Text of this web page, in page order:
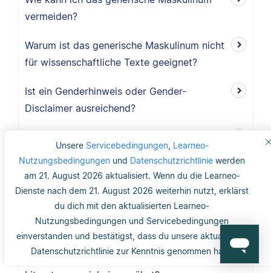
Unsere Servicebedingungen, Learneo-
Nutzungsbedingungen und Datenschutzrichtlinie werden
am 21. August 2026 aktualisiert. Wenn du die Learneo-
Dienste nach dem 21. August 2026 weiterhin nutzt, erklärst
du dich mit den aktualisierten Learneo-
Nutzungsbedingungen und Servicebedingungen
einverstanden und bestätigst, dass du unsere aktualisierte
Datenschutzrichtlinie zur Kenntnis genommen hast.
vermeiden?
Warum ist das generische Maskulinum nicht
für wissenschaftliche Texte geeignet?
Ist ein Genderhinweis oder Gender-
Disclaimer ausreichend?
Wo finde ich Copyright-Informationen zu
Abbildungen und Tabellen?
Benötige ich ein Abbildungs- und
Tabellenverzeichnis?
Werden Abbildungen und Tabellen im